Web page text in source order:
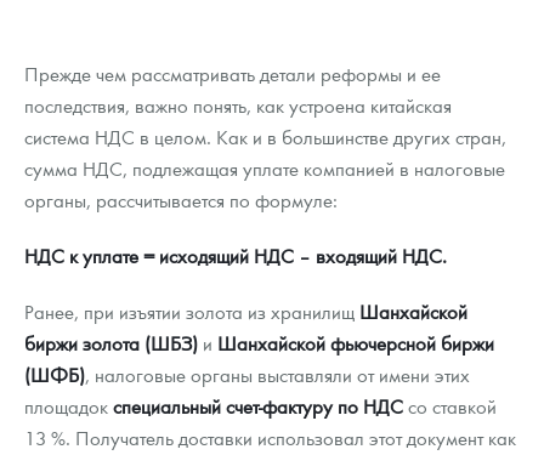
Прежде чем рассматривать детали реформы и ее
последствия, важно понять, как устроена китайская
система НДС в целом. Как и в большинстве других стран,
сумма НДС, подлежащая уплате компанией в налоговые
органы, рассчитывается по формуле:
НДС к уплате = исходящий НДС – входящий НДС.
Ранее, при изъятии золота из хранилищ Шанхайской
биржи золота (ШБЗ) и Шанхайской фьючерсной биржи
(ШФБ), налоговые органы выставляли от имени этих
площадокспециальный счет-фактуру по НДСсо ставкой
13 %. Получатель доставки использовал этот документ как